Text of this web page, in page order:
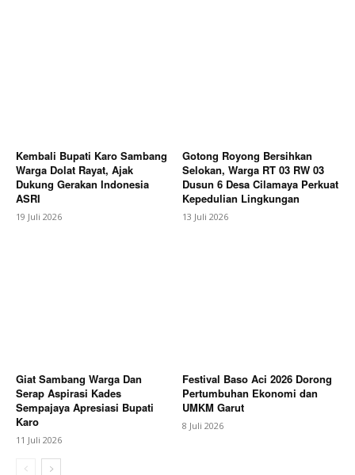
Hanya sepeda korban yang ada di jembatan,Tim
BPBD dan warga setempat Melakukan Pencarian
korban
Kembali Bupati Karo Sambang
Warga Dolat Rayat, Ajak
Dukung Gerakan Indonesia
ASRI
19 Juli 2026
Gotong Royong Bersihkan
Selokan, Warga RT 03 RW 03
Dusun 6 Desa Cilamaya Perkuat
Kepedulian Lingkungan
13 Juli 2026
Giat Sambang Warga Dan
Serap Aspirasi Kades
Sempajaya Apresiasi Bupati
Karo
11 Juli 2026
Festival Baso Aci 2026 Dorong
Pertumbuhan Ekonomi dan
UMKM Garut
8 Juli 2026